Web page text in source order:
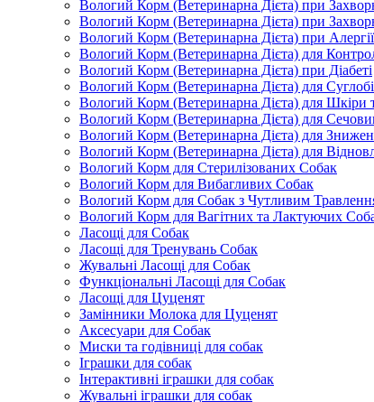
Вологий Корм (Ветеринарна Дієта) при
Вологий Корм (Ветеринарна Дієта) при
Вологий Корм (Ветеринарна Дієта) при Алергії
Вологий Корм (Ветеринарна Дієта) для
Вологий Корм (Ветеринарна Дієта) при Діабеті
Вологий Корм (Ветеринарна Дієта) для
Вологий Корм (Ветеринарна Дієта) для Шкіри
Вологий Корм (Ветеринарна Дієта) для
Вологий Корм (Ветеринарна Дієта) для
Вологий Корм (Ветеринарна Дієта) для
Вологий Корм для Стерилізованих Собак
Вологий Корм для Вибагливих Собак
Вологий Корм для Собак з Чутливим
Вологий Корм для Вагітних та Лактуючих
Ласощі для Собак
Ласощі для Тренувань Собак
Жувальні Ласощі для Собак
Функціональні Ласощі для Собак
Ласощі для Цуценят
Замінники Молока для Цуценят
Аксесуари для Собак
Миски та годівниці для собак
Іграшки для собак
Інтерактивні іграшки для собак
Жувальні іграшки для собак